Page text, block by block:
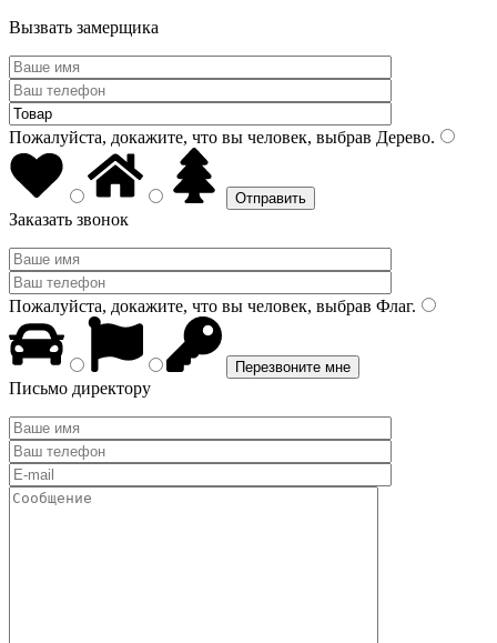
Вызвать замерщика
Пожалуйста, докажите, что вы человек, выбрав Дерево.
Заказать звонок
Пожалуйста, докажите, что вы человек, выбрав Флаг.
Письмо директору